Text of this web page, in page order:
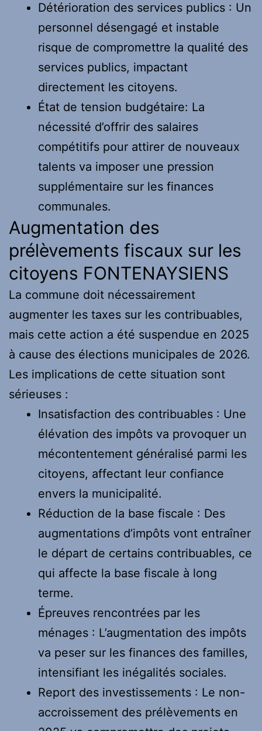
Détérioration des services publics : Un
personnel désengagé et instable
risque de compromettre la qualité des
services publics, impactant
directement les citoyens.
État de tension budgétaire: La
nécessité d’offrir des salaires
compétitifs pour attirer de nouveaux
talents va imposer une pression
supplémentaire sur les finances
communales.
Augmentation des
prélèvements fiscaux sur les
citoyens FONTENAYSIENS
La commune doit nécessairement
augmenter les taxes sur les contribuables,
mais cette action a été suspendue en 2025
à cause des élections municipales de 2026.
Les implications de cette situation sont
sérieuses :
Insatisfaction des contribuables : Une
élévation des impôts va provoquer un
mécontentement généralisé parmi les
citoyens, affectant leur confiance
envers la municipalité.
Réduction de la base fiscale : Des
augmentations d’impôts vont entraîner
le départ de certains contribuables, ce
qui affecte la base fiscale à long
terme.
Épreuves rencontrées par les
ménages : L’augmentation des impôts
va peser sur les finances des familles,
intensifiant les inégalités sociales.
Report des investissements : Le non-
accroissement des prélèvements en